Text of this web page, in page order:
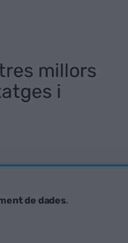
millors
i
de dades.